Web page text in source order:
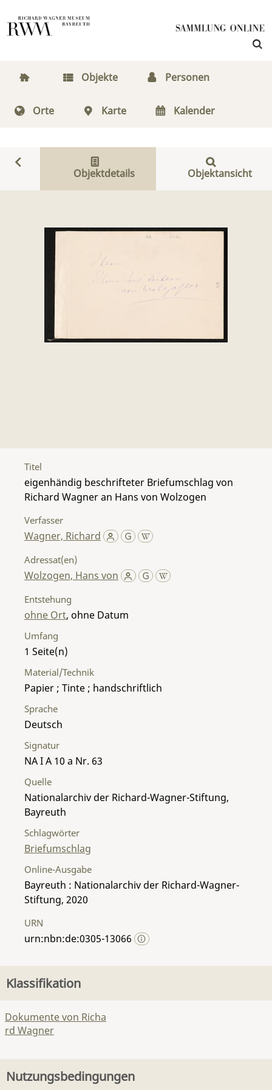
Objekte Personen
Orte Karte Kalender
Objektdetails Objektansicht
Titel
eigenhändig beschrifteter Briefumschlag von
Richard Wagner an Hans von Wolzogen
Verfasser
Wagner, Richard
Adressat(en)
Wolzogen, Hans von
Entstehung
ohne Ort, ohne Datum
Umfang
1
Material/Technik
Papier ; Tinte ; handschriftlich
Sprache
Deutsch
Signatur
NA I A 10 a Nr. 63
Quelle
Nationalarchiv der Richard-Wagner-Stiftung,
Bayreuth
Schlagwörter
Briefumschlag
Online-Ausgabe
Bayreuth : Nationalarchiv der Richard-Wagner-
Stiftung, 2020
URN
urn:nbn:de:0305-13066
Klassifikation
Dokumente von Richa
rd Wagner
Nutzungsbedingungen